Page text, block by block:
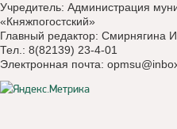
Учредитель: Администрация
«Княжпогостский»
Главный редактор: Смирнягина
Тел.: 8(82139) 23-4-01
Электронная почта: